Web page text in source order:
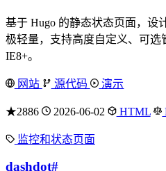
基于 Hugo 的静态状态页面，设
极轻量，支持高度自定义、可
IE8+。
网站 源代码 演示
★2886 2026-06-02 HTML
监控和状态页面
dashdot#